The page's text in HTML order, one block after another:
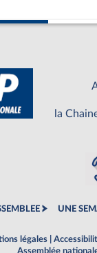
la
UNE
légales
Assemblée